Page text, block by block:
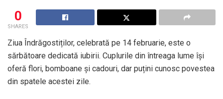
0
SHARES
Ziua Îndrăgostiților, celebrată pe 14 februarie, este o
sărbătoare dedicată iubirii. Cuplurile din întreaga lume își
oferă flori, bomboane și cadouri, dar puțini cunosc povestea
din spatele acestei zile.